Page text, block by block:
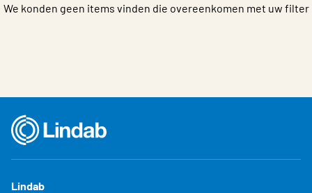
We konden geen items vinden die overeenkomen met uw filter
Lindab